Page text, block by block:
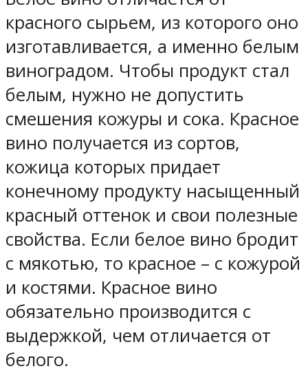
красного сырьем, из которого оно
изготавливается, а именно белым
виноградом. Чтобы продукт стал
белым, нужно не допустить
смешения кожуры и сока. Красное
вино получается из сортов,
кожица которых придает
конечному продукту насыщенный
красный оттенок и свои полезные
свойства. Если белое вино бродит
с мякотью, то красное – с кожурой
и костями. Красное вино
обязательно производится с
выдержкой, чем отличается от
белого.